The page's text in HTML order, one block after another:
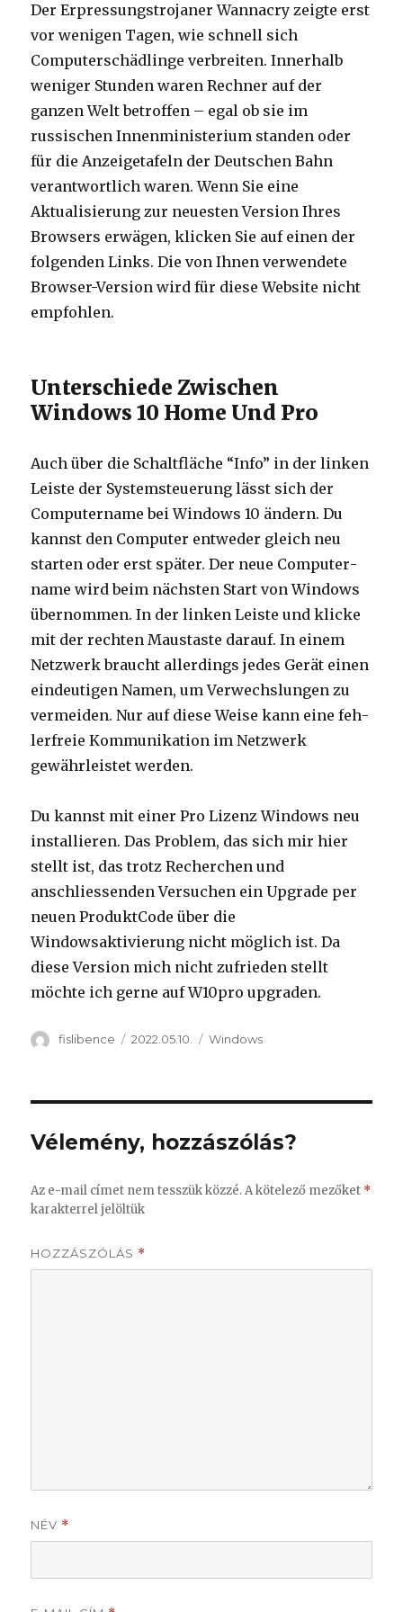
Der Erpressungstrojaner Wannacry zeigte erst
vor wenigen Tagen, wie schnell sich
Computerschädlinge verbreiten. Innerhalb
weniger Stunden waren Rechner auf der
ganzen Welt betroffen – egal ob sie im
russischen Innenministerium standen oder
für die Anzeigetafeln der Deutschen Bahn
verantwortlich waren. Wenn Sie eine
Aktualisierung zur neuesten Version Ihres
Browsers erwägen, klicken Sie auf einen der
folgenden Links. Die von Ihnen verwendete
Browser-Version wird für diese Website nicht
empfohlen.
Unterschiede Zwischen
Windows 10 Home Und Pro
Auch über die Schalt­flä­che “Info” in der lin­ken
Leis­te der Sys­tem­steue­rung lässt sich der
Com­pu­ter­na­me bei Win­dows 10 ändern. Du
kannst den Com­pu­ter ent­we­der gleich neu
star­ten oder erst spä­ter. Der neue Com­pu­ter­
na­me wird beim nächs­ten Start von Win­dows
übernommen. In der lin­ken Leis­te und kli­cke
mit der rech­ten Maus­tas­te darauf. In einem
Netz­werk braucht aller­dings jedes Gerät einen
ein­deu­ti­gen Namen, um Ver­wechs­lun­gen zu
ver­mei­den. Nur auf die­se Wei­se kann eine feh­
ler­freie Kom­mu­ni­ka­ti­on im Netz­werk
gewähr­leis­tet wer­den.
Du kannst mit einer Pro Lizenz Windows neu
installieren. Das Problem, das sich mir hier
stellt ist, das trotz Recherchen und
anschliessenden Versuchen ein Upgrade per
neuen ProduktCode über die
Windowsaktivierung nicht möglich ist. Da
diese Version mich nicht zufrieden stellt
möchte ich gerne auf W10pro upgraden.
Szerző
fislibence Közzétéve
2022.05.10. Kategória
Windows
Vélemény, hozzászólás?
Az e-mail címet nem tesszük közzé. A kötelező mezőket *
karakterrel jelöltük
HOZZÁSZÓLÁS *
NÉV *